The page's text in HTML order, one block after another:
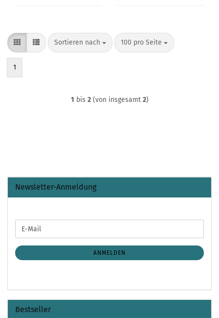
Sortieren nach
Sortieren nach 100 pro Seite
pro Seite
1
1 bis 2(von insgesamt 2)
Newsletter-Anmeldung
ZUR
ANMELDUNG
E-
Mail
ANMELDEN
Bestseller